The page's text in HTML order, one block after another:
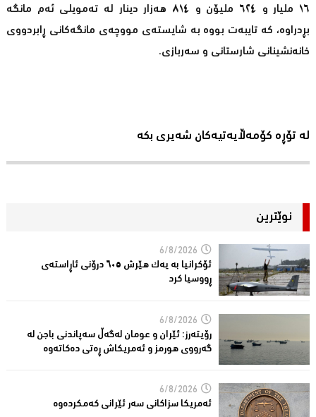
١٦ ملیار و ٦٢٤ ملیۆن و ٨١٤ هەزار دینار لە تەمویلی ئەم مانگە
بڕدراوە، کە تایبەت بووە بە شایستەی مووچەی مانگەکانی ڕابردووی
خانەنشینانی شارستانی و سەربازی.
لە تۆڕە کۆمەڵایەتیەکان شەیری بکە
نوێترین
6/8/2026
ئۆکرانیا بە یەک هێرش ٦٠٥ درۆنی ئاڕاستەى
ڕووسیا کرد
6/8/2026
رۆیتەرز: ئێران و عومان لەگەڵ سەپاندنی باجن لە
گەرووی هورمز و ئەمریکاش ڕەتی دەکاتەوە
6/8/2026
ئه‌مریكا سزاكانی سه‌ر ئێرانی كه‌مكرده‌وه‌